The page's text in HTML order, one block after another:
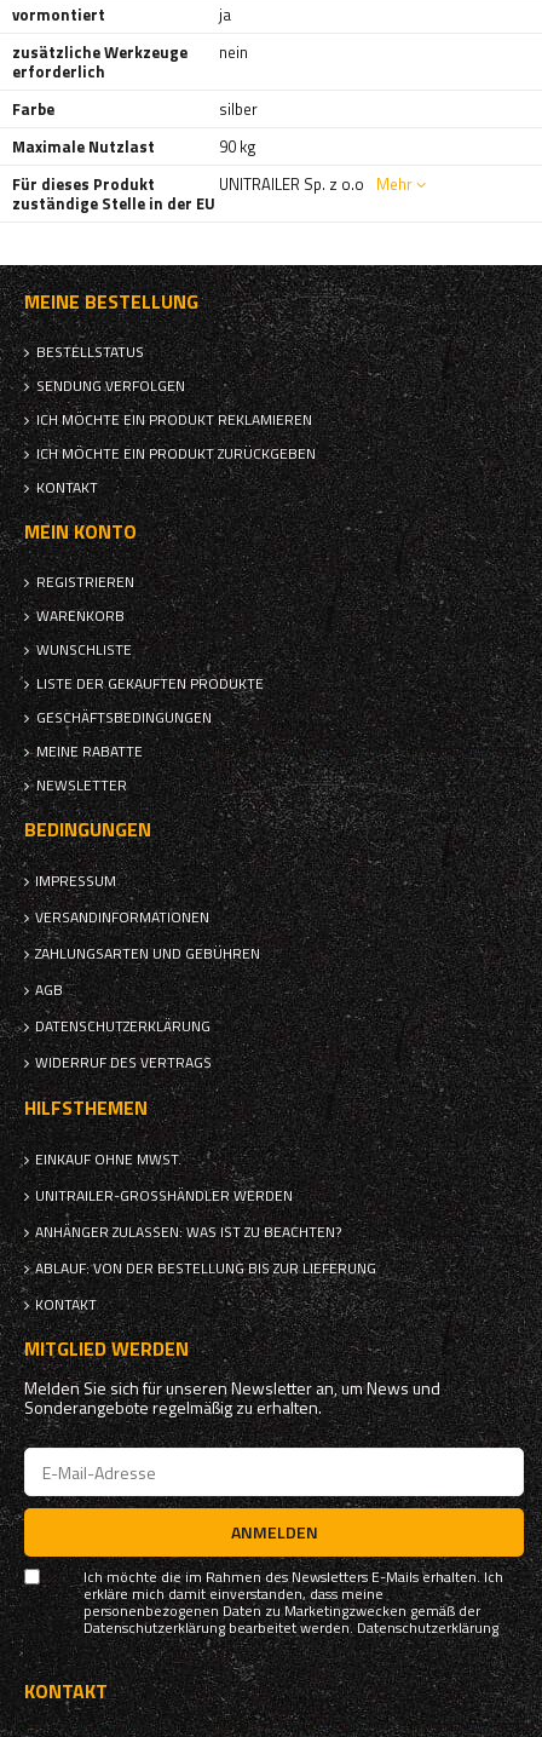
vormontiert
ja
zusätzliche Werkzeuge
erforderlich
nein
Farbe
silber
Maximale Nutzlast
90 kg
Für dieses Produkt
zuständige Stelle in der EU
UNITRAILER Sp. z o.o Mehr
MEINE BESTELLUNG
BESTELLSTATUS
SENDUNG VERFOLGEN
ICH MÖCHTE EIN PRODUKT REKLAMIEREN
ICH MÖCHTE EIN PRODUKT ZURÜCKGEBEN
KONTAKT
MEIN KONTO
REGISTRIEREN
WARENKORB
WUNSCHLISTE
LISTE DER GEKAUFTEN PRODUKTE
GESCHÄFTSBEDINGUNGEN
MEINE RABATTE
NEWSLETTER
BEDINGUNGEN
IMPRESSUM
VERSANDINFORMATIONEN
ZAHLUNGSARTEN UND GEBÜHREN
AGB
DATENSCHUTZERKLÄRUNG
WIDERRUF DES VERTRAGS
HILFSTHEMEN
EINKAUF OHNE MWST.
UNITRAILER-GROSSHÄNDLER WERDEN
ANHÄNGER ZULASSEN: WAS IST ZU BEACHTEN?
ABLAUF: VON DER BESTELLUNG BIS ZUR LIEFERUNG
KONTAKT
MITGLIED WERDEN
Melden Sie sich für unseren Newsletter an, um News und
Sonderangebote regelmäßig zu erhalten.
ANMELDEN
Ich möchte die im Rahmen des Newsletters E-Mails erhalten. Ich
erkläre mich damit einverstanden, dass meine
personenbezogenen Daten zu Marketingzwecken gemäß der
Datenschutzerklärung bearbeitet werden.Datenschutzerklärung
KONTAKT